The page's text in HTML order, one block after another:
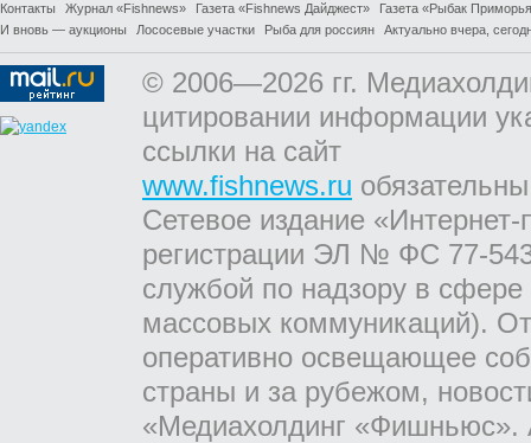
Контакты Журнал «Fishnews» Газета «Fishnews Дайджест»
Газета «Рыбак
И вновь — аукционы
Лососевые участки Рыба для россиян Актуально вчера,
© 2006—2026 гг.
цитировании информации
ссылки на сайт
www.fishnews.ru
Сетевое издание
регистрации ЭЛ № ФС 77-
службой по надзору в
массовых коммуникаций).
оперативно освещающее
страны и за рубежом,
«Медиахолдинг «Фишньюс».